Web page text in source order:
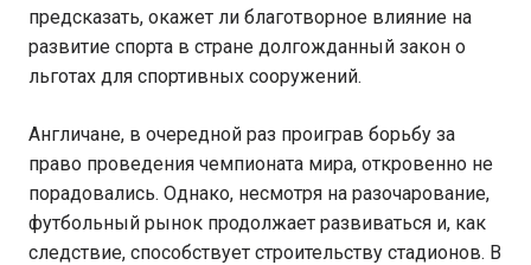
предсказать, окажет ли благотворное влияние на
развитие спорта в стране долгожданный закон о
льготах для спортивных сооружений.
Англичане, в очередной раз проиграв борьбу за
право проведения чемпионата мира, откровенно не
порадовались. Однако, несмотря на разочарование,
футбольный рынок продолжает развиваться и, как
следствие, способствует строительству стадионов. В